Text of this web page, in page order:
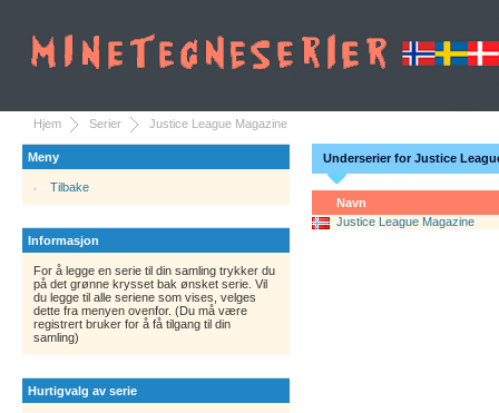
Hjem Serier Justice League Magazine
Meny
Tilbake
Informasjon
For å legge en serie til din samling trykker du
på det grønne krysset bak ønsket serie. Vil
du legge til alle seriene som vises, velges
dette fra menyen ovenfor. (Du må være
registrert bruker for å få tilgang til din
samling)
Hurtigvalg av serie
Underserier for Justice
Navn
Justice League Magazine